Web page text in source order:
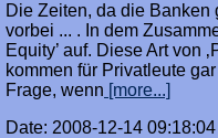
Die Zeiten, da die
vorbei ... . In dem
Equity’ auf. Diese Art von
kommen für Privatleute
Frage, wenn [more...]
Date: 2008-12-14 09:18:04